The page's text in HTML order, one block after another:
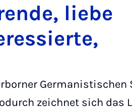
liebe
zeichnet sich